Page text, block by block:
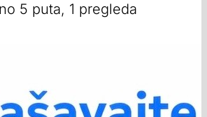
5 puta, 1 pregleda